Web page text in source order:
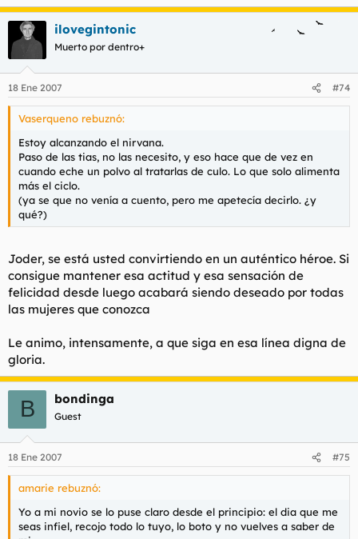
ilovegintonic
Muerto por dentro+
18 Ene 2007 #74
Vaserqueno rebuznó:
Estoy alcanzando el nirvana.
Paso de las tias, no las necesito, y eso hace que de vez en
cuando eche un polvo al tratarlas de culo. Lo que solo alimenta
más el ciclo.
(ya se que no venía a cuento, pero me apetecía decirlo. ¿y
qué?)
Joder, se está usted convirtiendo en un auténtico héroe. Si
consigue mantener esa actitud y esa sensación de
felicidad desde luego acabará siendo deseado por todas
las mujeres que conozca
Le animo, intensamente, a que siga en esa línea digna de
gloria.
B bondinga
Guest
18 Ene 2007 #75
amarie rebuznó:
Yo a mi novio se lo puse claro desde el principio: el dia que me
seas infiel, recojo todo lo tuyo, lo boto y no vuelves a saber de